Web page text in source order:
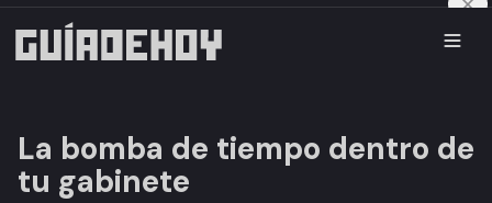
La bomba de tiempo dentro de
tu gabinete